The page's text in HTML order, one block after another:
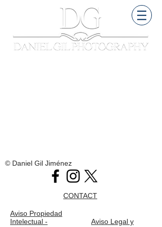
© Daniel Gil Jiménez
CONTACT
Aviso Propiedad
Intelectual -
Aviso Legal y